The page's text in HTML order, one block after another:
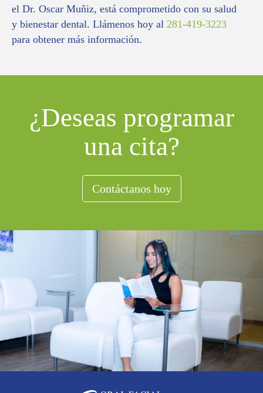
el Dr. Oscar Muñiz, está comprometido con su salud
y bienestar dental. Llámenos hoy al 281-419-3223
para obtener más información.
¿Deseas programar
una cita?
Contáctanos hoy